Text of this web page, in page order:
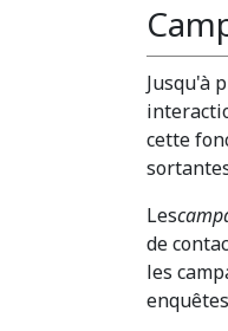
Jusqu'à
cette
Les
de
les